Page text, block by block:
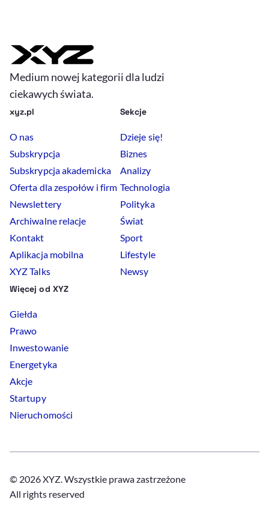
Medium nowej kategorii dla ludzi
ciekawych świata.
xyz.pl
O nas
Subskrypcja
Subskrypcja akademicka
Oferta dla zespołów i firm
Newslettery
Archiwalne relacje
Kontakt
Aplikacja mobilna
XYZ Talks
Sekcje
Dzieje się!
Biznes
Analizy
Technologia
Polityka
Świat
Sport
Lifestyle
Newsy
Więcej od XYZ
Giełda
Prawo
Inwestowanie
Energetyka
Akcje
Startupy
Nieruchomości
© 2026 XYZ. Wszystkie prawa zastrzeżone
All rights reserved